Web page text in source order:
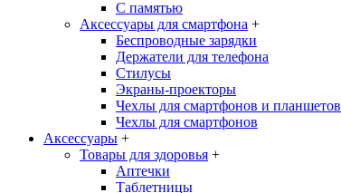
С памятью
Аксессуары для смартфона +
Беспроводные зарядки
Держатели для телефона
Стилусы
Экраны-проекторы
Чехлы для смартфонов и планшетов
Чехлы для смартфонов
Аксессуары +
Товары для здоровья +
Аптечки
Таблетницы